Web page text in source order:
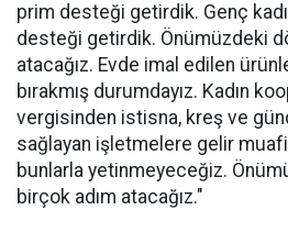
prim desteği getirdik. Genç
desteği getirdik. Önümüzdeki
atacağız. Evde imal edilen
bırakmış durumdayız. Kadın
vergisinden istisna, kreş ve
sağlayan işletmelere gelir
bunlarla yetinmeyeceğiz.
birçok adım atacağız."